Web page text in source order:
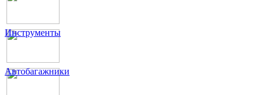
Инструменты
Автобагажники